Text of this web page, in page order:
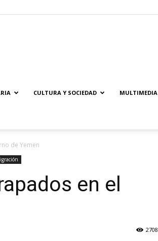
CULTURA Y SOCIEDAD MULTIMEDIA
de Yemen
en el
2708